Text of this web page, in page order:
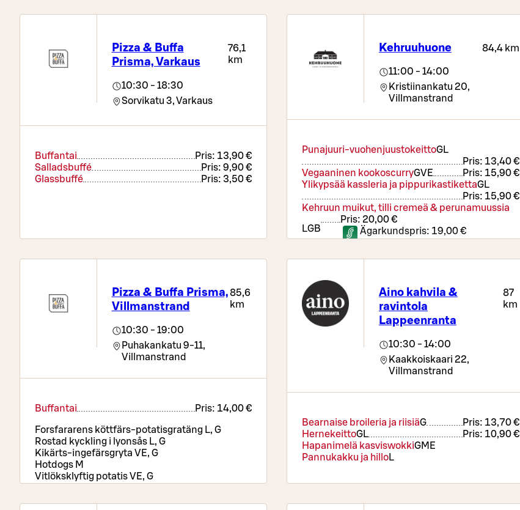
Rostade rotfrukter VE, G
Pizza & Buffa
Prisma, Varkaus
76,1
km
10:30 - 18:30
Sorvikatu 3,Varkaus
Buffantai Pris: 13,90 €
Salladsbuffé
Pris:9,90 €
Glassbuffé
Pris: 3,50 €
Kehruuhuone 84,4 km
11:00 - 14:00
Kristiinankatu 20,
Villmanstrand
Punajuuri-vuohenjuustokeittoGL
Pris: 13,40 €
Vegaaninen kookoscurryGVE Pris: 15,90 €
Ylikypsää kassleria ja pippurikastikettaGL
Pris: 15,90 €
Kehruun muikut, tilli cremeä & perunamuussia
LGB
Pris: 20,00 €
Ägarkundspris: 19,00 €
Ägarkundspris:10,50 €
Pizza & Buffa Prisma,
Villmanstrand
85,6
km
10:30 - 19:00
Puhakankatu 9-11,
Villmanstrand
Buffantai Pris: 14,00 €
Forsfararens köttfärs-potatisgratäng L, G
Rostad kyckling i lyonsås L, G
Kikärts-ingefärsgryta VE, G
Hotdogs M
Vitlöksklyftig potatis VE, G
Aino kahvila &
ravintola
Lappeenranta
87
km
10:30 - 14:00
Kaakkoiskaari 22,
Villmanstrand
Bearnaise broileria ja riisiäG Pris: 13,70 €
HernekeittoGL Pris: 10,90 €
Hapanimelä kasviswokkiGM E
Pannukakku ja hilloL